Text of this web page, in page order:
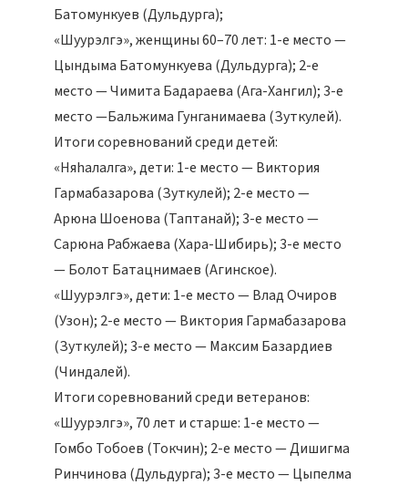
Батомункуев (Дульдурга);
«Шуурэлгэ», женщины 60–70 лет: 1-е место —
Цындыма Батомункуева (Дульдурга); 2-е
место — Чимита Бадараева (Ага-Хангил); 3-е
место —Бальжима Гунганимаева (Зуткулей).
Итоги соревнований среди детей:
«Няhалалга», дети: 1-е место — Виктория
Гармабазарова (Зуткулей); 2-е место —
Арюна Шоенова (Таптанай); 3-е место —
Сарюна Рабжаева (Хара-Шибирь); 3-е место
— Болот Батацнимаев (Агинское).
«Шуурэлгэ», дети: 1-е место — Влад Очиров
(Узон); 2-е место — Виктория Гармабазарова
(Зуткулей); 3-е место — Максим Базардиев
(Чиндалей).
Итоги соревнований среди ветеранов:
«Шуурэлгэ», 70 лет и старше: 1-е место —
Гомбо Тобоев (Токчин); 2-е место — Дишигма
Ринчинова (Дульдурга); 3-е место — Цыпелма